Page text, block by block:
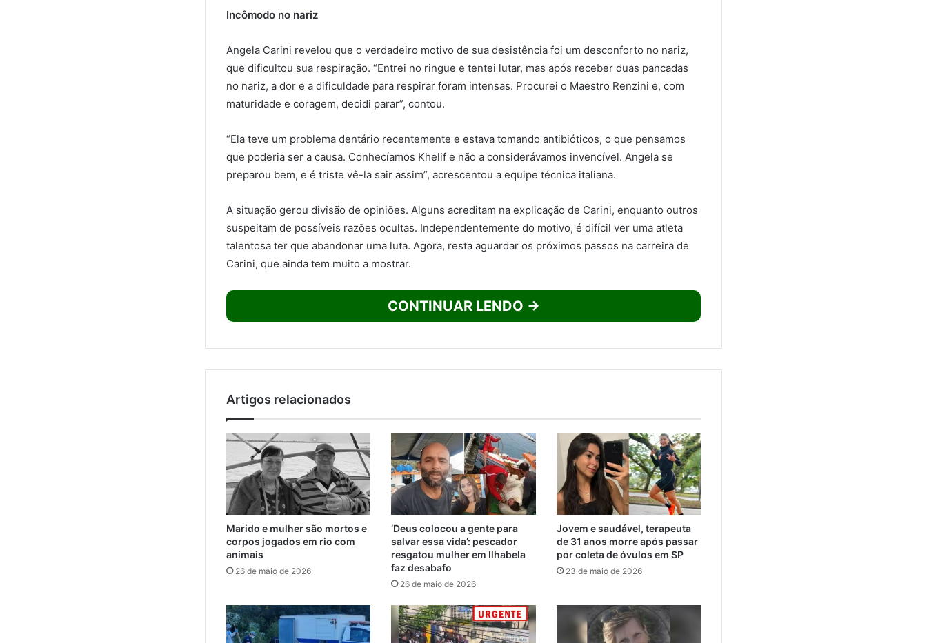
Incômodo no nariz
Angela Carini revelou que o verdadeiro motivo de sua desistência foi um desconforto no nariz,
que dificultou sua respiração. “Entrei no ringue e tentei lutar, mas após receber duas pancadas
no nariz, a dor e a dificuldade para respirar foram intensas. Procurei o Maestro Renzini e, com
maturidade e coragem, decidi parar”, contou.
“Ela teve um problema dentário recentemente e estava tomando antibióticos, o que pensamos
que poderia ser a causa. Conhecíamos Khelif e não a considerávamos invencível. Angela se
preparou bem, e é triste vê-la sair assim”, acrescentou a equipe técnica italiana.
A situação gerou divisão de opiniões. Alguns acreditam na explicação de Carini, enquanto outros
suspeitam de possíveis razões ocultas. Independentemente do motivo, é difícil ver uma atleta
talentosa ter que abandonar uma luta. Agora, resta aguardar os próximos passos na carreira de
Carini, que ainda tem muito a mostrar.
CONTINUAR LENDO →
Artigos relacionados
Marido e mulher são mortos e
corpos jogados em rio com
animais
26 de maio de 2026
‘Deus colocou a gente para
salvar essa vida’: pescador
resgatou mulher em Ilhabela
faz desabafo
26 de maio de 2026
Jovem e saudável, terapeuta
de 31 anos morre após passar
por coleta de óvulos em SP
23 de maio de 2026